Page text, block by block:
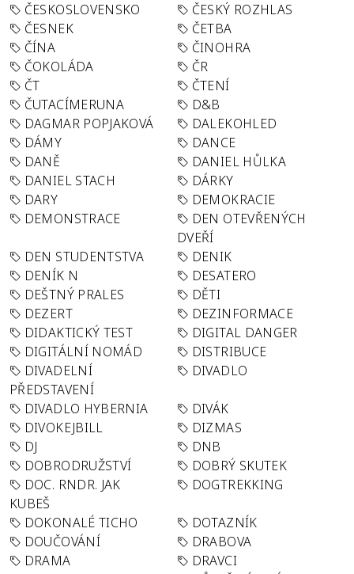
ČESKOSLOVENSKO
ČESKÝ ROZHLAS
ČESNEK
ČETBA
ČÍNA
ČINOHRA
ČOKOLÁDA
ČR
ČT
ČTENÍ
ČUTACÍMERUNA
D&B
DAGMAR POPJAKOVÁ
DALEKOHLED
DÁMY
DANCE
DANĚ
DANIEL HŮLKA
DANIEL STACH
DÁRKY
DARY
DEMOKRACIE
DEMONSTRACE
DEN OTEVŘENÝCH
DVEŘÍ
DEN STUDENTSTVA
DENIK
DENÍK N
DESATERO
DEŠTNÝ PRALES
DĚTI
DEZERT
DEZINFORMACE
DIDAKTICKÝ TEST
DIGITAL DANGER
DIGITÁLNÍ NOMÁD
DISTRIBUCE
DIVADELNÍ
PŘEDSTAVENÍ
DIVADLO
DIVADLO HYBERNIA
DIVÁK
DIVOKEJBILL
DIZMAS
DJ
DNB
DOBRODRUŽSTVÍ
DOBRÝ SKUTEK
DOC. RNDR. JAK
KUBEŠ
DOGTREKKING
DOKONALÉ TICHO
DOTAZNÍK
DOUČOVÁNÍ
DRABOVA
DRAMA
DRAVCI